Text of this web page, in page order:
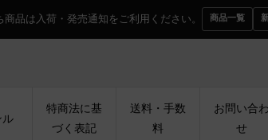
品は入荷・発売通知をご利用ください。 商品一覧
ル
特商法に基
づく表記
送料・手数
料
お問い合
せ